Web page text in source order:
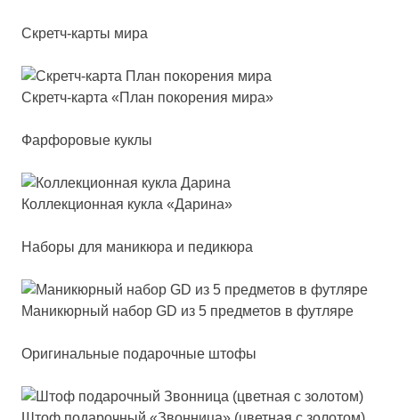
Скретч-карты мира
Скретч-кар­та «План по­ко­ре­ния ми­ра»
Фарфоровые куклы
Кол­лек­ци­он­ная кук­ла «Дари­на»
Наборы для маникюра и педикюра
Мани­кюр­ный на­бор GD из 5 пред­ме­тов в фут­ля­ре
Оригинальные подарочные штофы